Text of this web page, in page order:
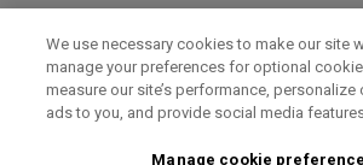
Term of Use Privacy Policy Contact Us
We use necessary cookies to make our site
manage your preferences for optional
measure our site’s performance, personalize
ads to you, and provide social media
Manage cookie